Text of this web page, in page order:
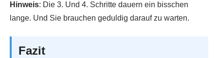
Hinweis: Die 3. Und 4. Schritte dauern ein bisschen
lange. Und Sie brauchen geduldig darauf zu warten.
Fazit